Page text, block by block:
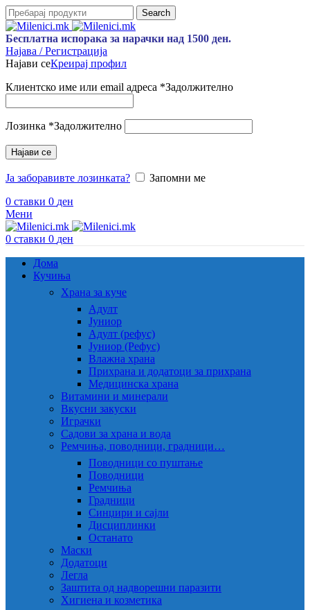
Search
Бесплатна испорака за нарачки над 1500 ден.
Најава / Регистрација
Најави сеКреирај профил
Клиентско име или email адреса *Задолжително
Лозинка *Задолжително
Најави се
Ја заборавивте лозинката?
Запомни ме
0 ставки 0 ден
Мени
0 ставки 0 ден
Дома
Кучиња
Храна за куче
Адулт
Јуниор
Адулт (рефус)
Јуниор (Рефус)
Влажна храна
Прихрана и додатоци за прихрана
Медицинска храна
Витамини и минерали
Вкусни закуски
Играчки
Садови за храна и вода
Ремчиња, поводници, градници…
Поводници со пуштање
Поводници
Ремчиња
Градници
Синџири и сајли
Дисциплинки
Останато
Маски
Додатоци
Легла
Заштита од надворешни паразити
Хигиена и козметика